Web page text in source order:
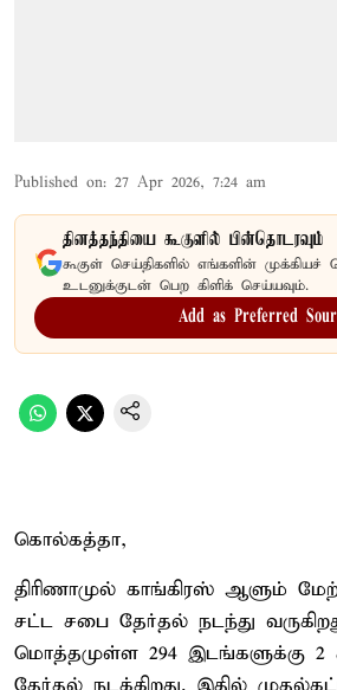
Published on: 27 Apr 2026, 7:24 am
தினத்தந்தியை கூகுளில் பின்தொடரவும்
கூகுள் செய்திகளில் எங்களின் முக்கியச்
உடனுக்குடன் பெற கிளிக் செய்யவும்.
Add as Preferred
கொல்கத்தா,
திரிணாமுல் காங்கிரஸ் ஆளும்
சட்ட சபை தேர்தல் நடந்து
மொத்தமுள்ள 294 இடங்களுக்கு 2